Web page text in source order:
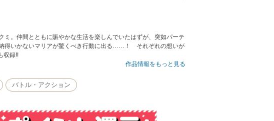
。仲間とともに賑やかな生活を楽しんでいたはずが、突如パーテ
得いかないマリアが驚くべき行動に出る……！ それぞれの想いが
収録!!
作品情報をもっと見る
バトル・アクション